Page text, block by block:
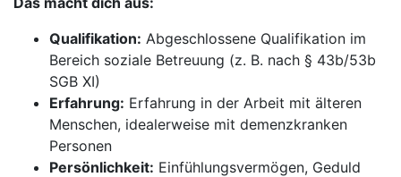
Qualifikation: Abgeschlossene Qualifikation im
Bereich soziale Betreuung (z. B. nach § 43b/53b
SGB XI)
Erfahrung: Erfahrung in der Arbeit mit älteren
Menschen, idealerweise mit demenzkranken
Personen
Persönlichkeit: Einfühlungsvermögen, Geduld